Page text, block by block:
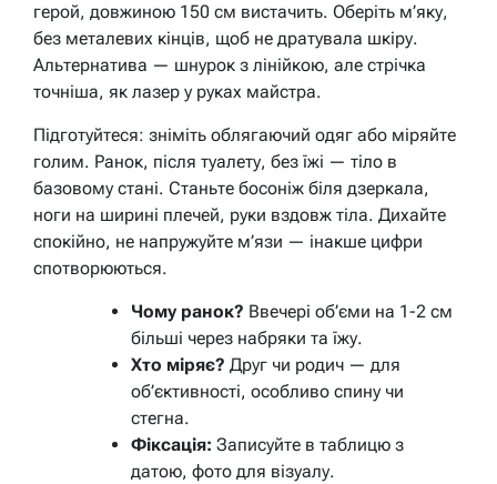
герой, довжиною 150 см вистачить. Оберіть м’яку,
без металевих кінців, щоб не дратувала шкіру.
Альтернатива — шнурок з лінійкою, але стрічка
точніша, як лазер у руках майстра.
Підготуйтеся: зніміть облягаючий одяг або міряйте
голим. Ранок, після туалету, без їжі — тіло в
базовому стані. Станьте босоніж біля дзеркала,
ноги на ширині плечей, руки вздовж тіла. Дихайте
спокійно, не напружуйте м’язи — інакше цифри
спотворюються.
Чому ранок? Ввечері об’єми на 1-2 см
більші через набряки та їжу.
Хто міряє? Друг чи родич — для
об’єктивності, особливо спину чи
стегна.
Фіксація: Записуйте в таблицю з
датою, фото для візуалу.